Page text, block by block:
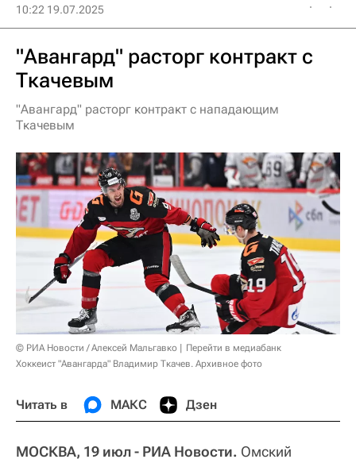
10:22 19.07.2025
"Авангард" расторг контракт с
Ткачевым
"Авангард" расторг контракт с нападающим
Ткачевым
© РИА Новости / Алексей Мальгавко
Перейти в медиабанк
Хоккеист "Авангарда" Владимир Ткачев. Архивное фото
Читать в МАКС Дзен
МОСКВА, 19 июл - РИА Новости. Омский